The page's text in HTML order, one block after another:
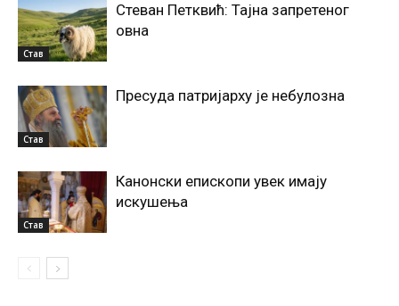
Став
Стеван Петквић: Тајна запретеног
овна
Став
Пресуда патријарху је небулозна
Став
Канонски епископи увек имају
искушења